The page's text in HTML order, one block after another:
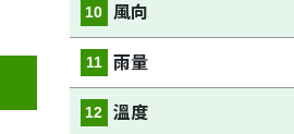
10 風向
11 雨量
12 溫度